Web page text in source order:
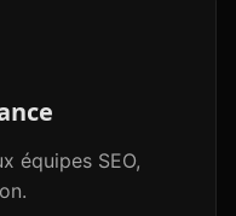
équipes SEO,